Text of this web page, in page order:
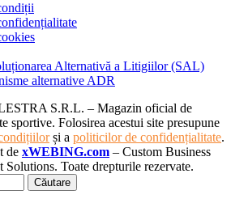
Alternativă a Litigiilor (SAL)
alternative ADR
S.R.L. – Magazin oficial de
sportive. Folosirea acestui site presupune
și a politicilor de confidențialitate.
de xWEBING.com – Custom Business
Toate drepturile rezervate.
Căutare